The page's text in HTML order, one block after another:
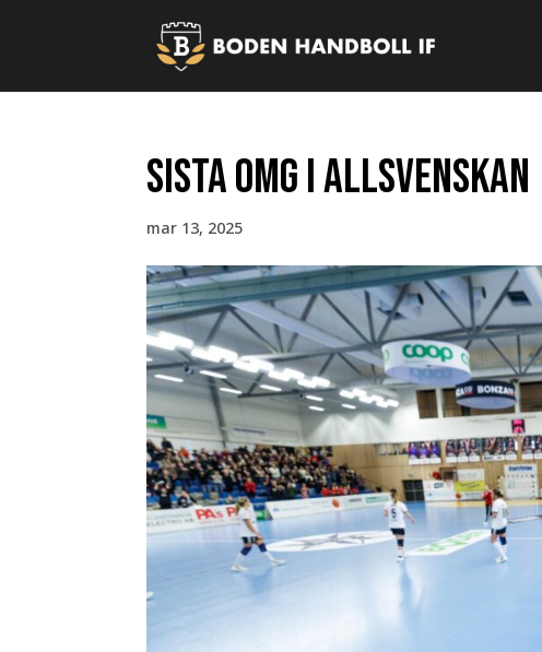
Sista omg i Allsvenskan
mar 13, 2025